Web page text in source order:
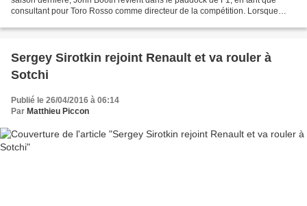
consultant pour Toro Rosso comme directeur de la compétition. Lorsque
Sergey Sirotkin rejoint Renault et va rouler à
Sotchi
Publié le 26/04/2016 à 06:14
Par Matthieu Piccon